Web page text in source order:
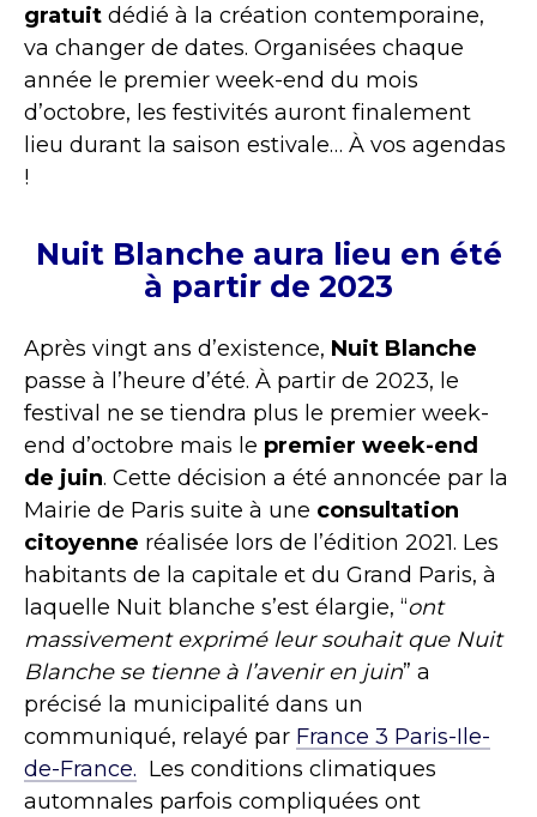
gratuit dédié à la création contemporaine,
va changer de dates. Organisées chaque
année le premier week-end du mois
d’octobre, les festivités auront finalement
lieu durant la saison estivale… À vos agendas
!
Nuit Blanche aura lieu en été
à partir de 2023
Après vingt ans d’existence, Nuit Blanche
passe à l’heure d’été. À partir de 2023, le
festival ne se tiendra plus le premier week-
end d’octobre mais le premier week-end
de juin. Cette décision a été annoncée par la
Mairie de Paris suite à une consultation
citoyenne réalisée lors de l’édition 2021. Les
habitants de la capitale et du Grand Paris, à
laquelle Nuit blanche s’est élargie, “ont
massivement exprimé leur souhait que Nuit
Blanche se tienne à l’avenir en juin” a
précisé la municipalité dans un
communiqué, relayé par France 3 Paris-Ile-
de-France. Les conditions climatiques
automnales parfois compliquées ont